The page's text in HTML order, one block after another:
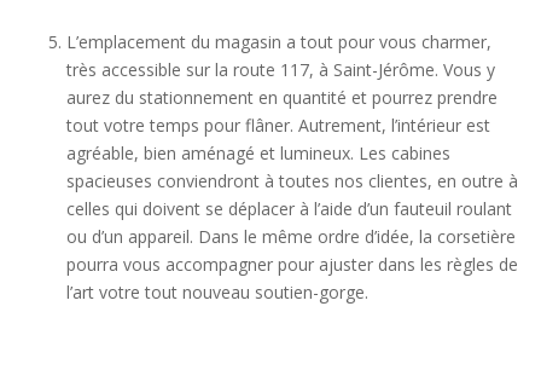
L’emplacement du magasin a tout pour vous charmer,
très accessible sur la route 117, à Saint-Jérôme. Vous y
aurez du stationnement en quantité et pourrez prendre
tout votre temps pour flâner. Autrement, l’intérieur est
agréable, bien aménagé et lumineux. Les cabines
spacieuses conviendront à toutes nos clientes, en outre à
celles qui doivent se déplacer à l’aide d’un fauteuil roulant
ou d’un appareil. Dans le même ordre d’idée, la corsetière
pourra vous accompagner pour ajuster dans les règles de
l’art votre tout nouveau soutien-gorge.